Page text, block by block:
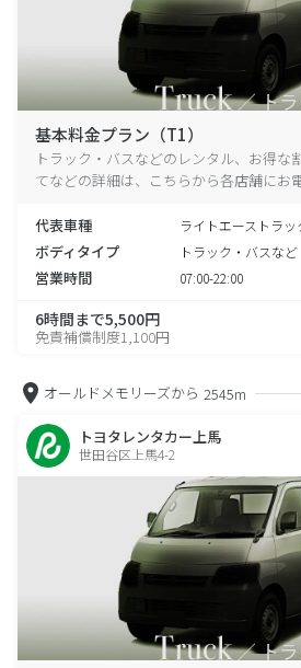
基本料金プラン（T1）
トラック・バスなどのレンタル、お得な
てなどの詳細は、こちらから各店舗にお
代表車種 ライトエーストラッ
ボディタイプ トラック・バスなど
営業時間 07:00-22:00
6時間まで5,500円
免責補償制度1,100円
オールドメモリーズから 2545m
トヨタレンタカー上馬
世田谷区上馬4-2